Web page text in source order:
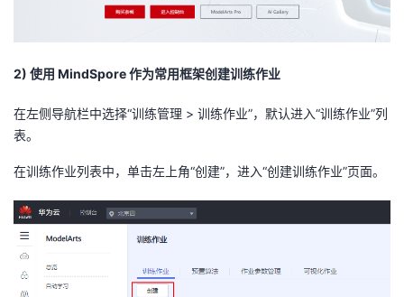
2) 使用 MindSpore 作为常用框架创建训练作业
在左侧导航栏中选择“训练管理 > 训练作业”，默认进入“训练作业”列
表。
在训练作业列表中，单击左上角“创建”，进入“创建训练作业”页面。